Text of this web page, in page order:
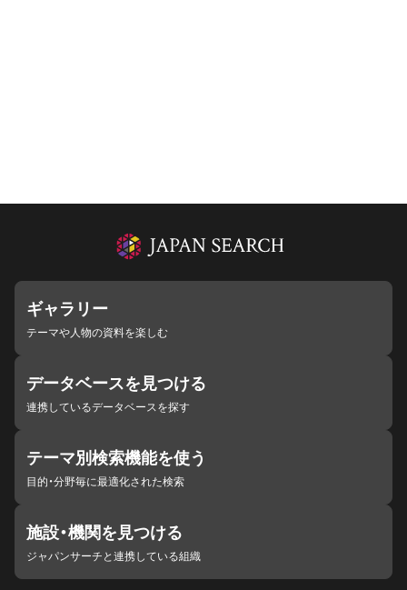
ギャラリー
テーマや人物の資料を楽しむ
データベースを見つける
連携しているデータベースを探す
テーマ別検索機能を使う
目的・分野毎に最適化された検索
施設・機関を見つける
ジャパンサーチと連携している組織